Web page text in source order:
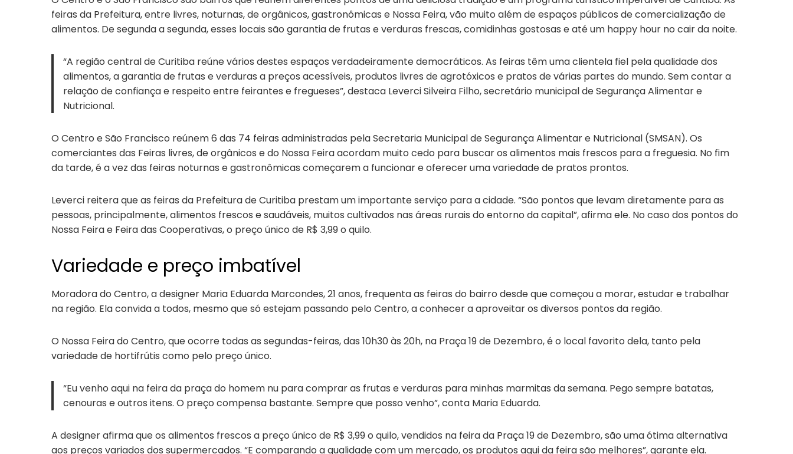
feiras da Prefeitura, entre livres, noturnas, de orgânicos, gastronômicas e Nossa Feira, vão muito além de espaços públicos de comercialização de
alimentos. De segunda a segunda, esses locais são garantia de frutas e verduras frescas, comidinhas gostosas e até um happy hour no cair da noite.
“A região central de Curitiba reúne vários destes espaços verdadeiramente democráticos. As feiras têm uma clientela fiel pela qualidade dos
alimentos, a garantia de frutas e verduras a preços acessíveis, produtos livres de agrotóxicos e pratos de várias partes do mundo. Sem contar a
relação de confiança e respeito entre feirantes e fregueses”, destaca Leverci Silveira Filho, secretário municipal de Segurança Alimentar e
Nutricional.
O Centro e São Francisco reúnem 6 das 74 feiras administradas pela Secretaria Municipal de Segurança Alimentar e Nutricional (SMSAN). Os
comerciantes das Feiras livres, de orgânicos e do Nossa Feira acordam muito cedo para buscar os alimentos mais frescos para a freguesia. No fim
da tarde, é a vez das feiras noturnas e gastronômicas começarem a funcionar e oferecer uma variedade de pratos prontos.
Leverci reitera que as feiras da Prefeitura de Curitiba prestam um importante serviço para a cidade. “São pontos que levam diretamente para as
pessoas, principalmente, alimentos frescos e saudáveis, muitos cultivados nas áreas rurais do entorno da capital”, afirma ele. No caso dos pontos do
Nossa Feira e Feira das Cooperativas, o preço único de R$ 3,99 o quilo.
Variedade e preço imbatível
Moradora do Centro, a designer Maria Eduarda Marcondes, 21 anos, frequenta as feiras do bairro desde que começou a morar, estudar e trabalhar
na região. Ela convida a todos, mesmo que só estejam passando pelo Centro, a conhecer a aproveitar os diversos pontos da região.
O Nossa Feira do Centro, que ocorre todas as segundas-feiras, das 10h30 às 20h, na Praça 19 de Dezembro, é o local favorito dela, tanto pela
variedade de hortifrútis como pelo preço único.
“Eu venho aqui na feira da praça do homem nu para comprar as frutas e verduras para minhas marmitas da semana. Pego sempre batatas,
cenouras e outros itens. O preço compensa bastante. Sempre que posso venho”, conta Maria Eduarda.
A designer afirma que os alimentos frescos a preço único de R$ 3,99 o quilo, vendidos na feira da Praça 19 de Dezembro, são uma ótima alternativa
aos preços variados dos supermercados. “E comparando a qualidade com um mercado, os produtos aqui da feira são melhores”, garante ela.